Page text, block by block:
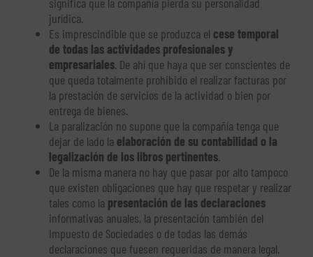
jurídica.
Es imprescindible que se produzca el cese temporal
de todas las actividades profesionales y
empresariales. De ahí que haya que ser conscientes de
que queda totalmente prohibido el realizar facturas por
la prestación de servicios de la actividad o bien por
entrega de bienes.
La paralización no supone que la compañía tenga que
dejar de lado la elaboración de su contabilidad o la
legalización de los libros pertinentes.
De la misma manera no hay que pasar por alto tampoco
que existen obligaciones que hay que respetar y realizar
tales como la presentación de las declaraciones
informativas anuales, la presentación también del
Impuesto de Sociedades o de todas las demás
declaraciones que fuesen requeridas de manera legal.